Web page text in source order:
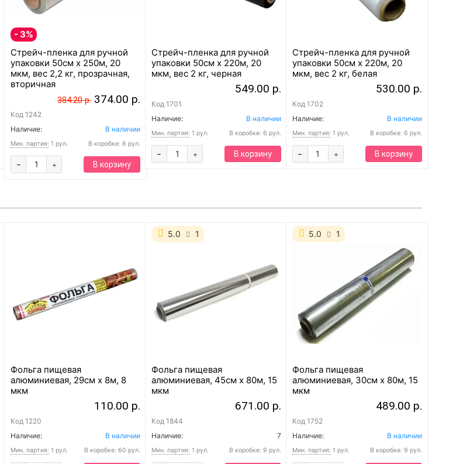
- 3%
Стрейч-пленка для ручной
упаковки 50см x 250м, 20
мкм, вес 2,2 кг, прозрачная,
вторичная
384.20 р. 374.00 р.
Код1242
Наличие:
В наличии
Мин. партия: 1 рул. В коробке: 6 рул.
+
- В корзину
Стрейч-пленка для ручной
упаковки 50см x 220м, 20
мкм, вес 2 кг, черная
549.00 р.
Код 1701
Наличие:
В наличии
Мин. партия: 1 рул. В коробке: 6 рул.
+
- В корзину
Стрейч-пленка для ручной
упаковки 50см x 220м, 20
мкм, вес 2 кг, белая
530.00 р.
Код 1702
Наличие:
В наличии
Мин. партия: 1 рул. В коробке: 6 рул.
+
- В корзину
Фольга пищевая
алюминиевая, 29см х 8м, 8
мкм
110.00 р.
Код1220
Наличие:
В наличии
Мин. партия: 1 рул. В коробке: 60 рул.
5.0 1
Фольга пищевая
алюминиевая, 45см х 80м, 15
мкм
671.00 р.
Код 1844
Наличие:
7
Мин. партия: 1 рул. В коробке: 9 рул.
5.0 1
Фольга пищевая
алюминиевая, 30см х 80м, 15
мкм
489.00 р.
Код 1752
Наличие:
В наличии
Мин. партия: 1 рул. В коробке: 9 рул.